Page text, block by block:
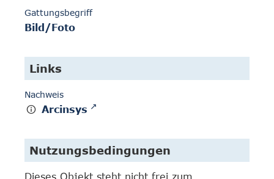
Gattungsbegriff
Bild/Foto
Links
Nachweis
Arcinsys
Nutzungsbedingungen
Dieses Objekt steht nicht frei zum